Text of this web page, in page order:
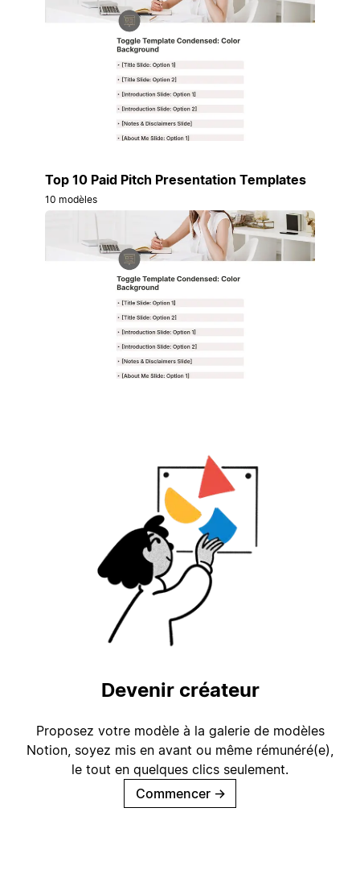
Top 10 Paid Pitch Presentation Templates
10 modèles
Devenir créateur
Proposez votre modèle à la galerie de modèles
Notion, soyez mis en avant ou même rémunéré(e),
le tout en quelques clics seulement.
Commencer →